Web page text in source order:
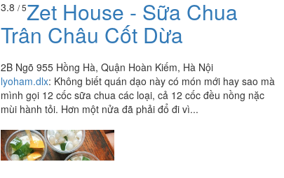
2B Ngõ 955 Hồng Hà, Quận Hoàn Kiếm, Hà Nội
lyoham.dlx :Không biết quán dạo này có món mới hay sao mà
mùi hành tỏi. Hơn một nửa đã phải đổ đi vì...